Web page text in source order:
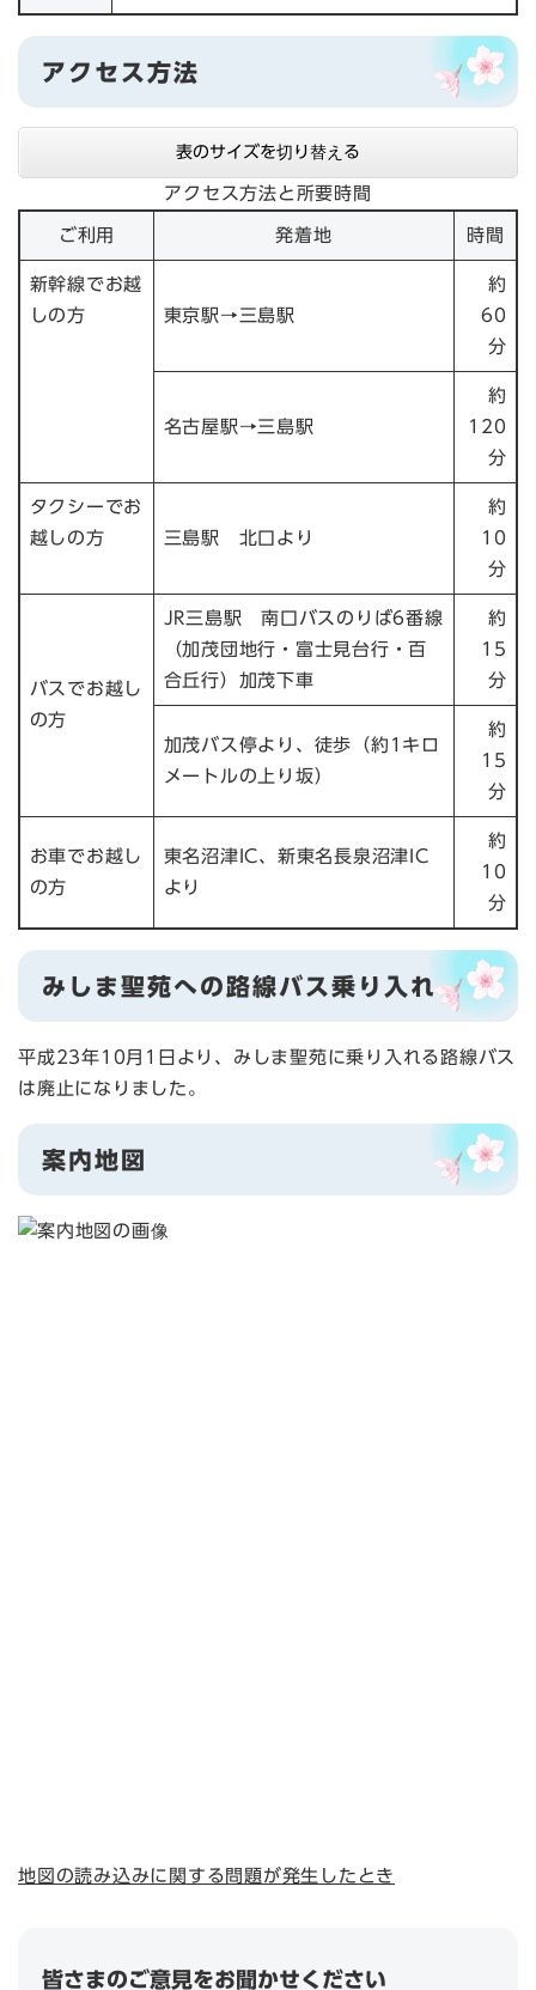
アクセス方法
表のサイズを切り替える
アクセス方法と所要時間
ご利用 発着地 時間
新幹線でお越
しの方
東京駅→三島駅
約
60
分
名古屋駅→三島駅
約
120
分
タクシーでお
越しの方
三島駅 北口より
約
10
分
バスでお越し
の方
JR三島駅 南口バスのりば6番線
（加茂団地行・富士見台行・百
合丘行）加茂下車
約
15
分
加茂バス停より、徒歩（約1キロ
メートルの上り坂）
約
15
分
お車でお越し
の方
東名沼津IC、新東名長泉沼津IC
より
約
10
分
みしま聖苑への路線バス乗り入れ
平成23年10月1日より、みしま聖苑に乗り入れる路線バス
は廃止になりました。
案内地図
地図の読み込みに関する問題が発生したとき
皆さまのご意見をお聞かせください